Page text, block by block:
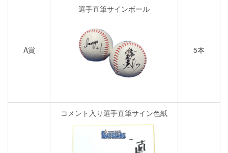
A賞
選手直筆サインボール
5本
コメント入り選手直筆サイン色紙